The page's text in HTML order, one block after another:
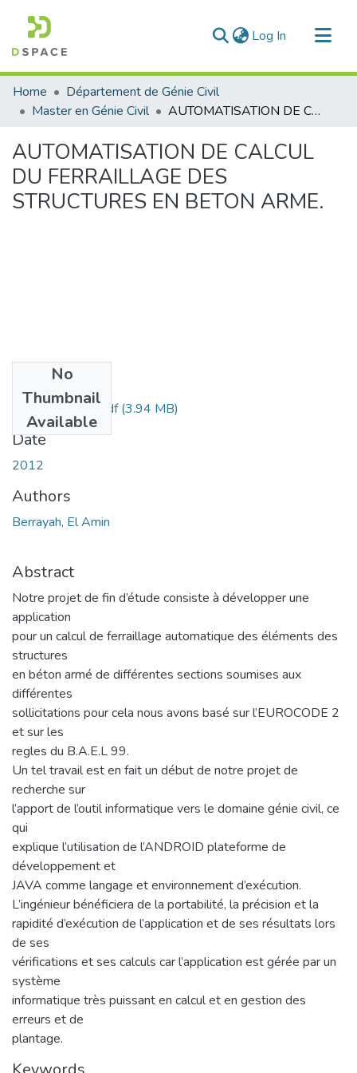
Log In (current)
Communities & Collections
All of DSpace
Home
Département de Génie Civil
Master en Génie Civil
AUTOMATISATION DE CALCUL DU FERRAILLAGE DES STRUCTURES EN BETON ARME.
AUTOMATISATION DE CALCUL
DU FERRAILLAGE DES
STRUCTURES EN BETON ARME.
No
Thumbnail
Available
Ms.Gc.Berrayah.pdf(3.94 MB)
Date
2012
Authors
Berrayah, El Amin
Abstract
Notre projet de fin d’étude consiste à développer une
application
pour un calcul de ferraillage automatique des éléments des
structures
en béton armé de différentes sections soumises aux
différentes
sollicitations pour cela nous avons basé sur l’EUROCODE 2
et sur les
regles du B.A.E.L 99.
Un tel travail est en fait un début de notre projet de
recherche sur
l’apport de l’outil informatique vers le domaine génie civil, ce
qui
explique l’utilisation de l’ANDROID plateforme de
développement et
JAVA comme langage et environnement d’exécution.
L’ingénieur bénéficiera de la portabilité, la précision et la
rapidité d’exécution de l’application et de ses résultats lors
de ses
vérifications et ses calculs car l’application est gérée par un
système
informatique très puissant en calcul et en gestion des
erreurs et de
plantage.